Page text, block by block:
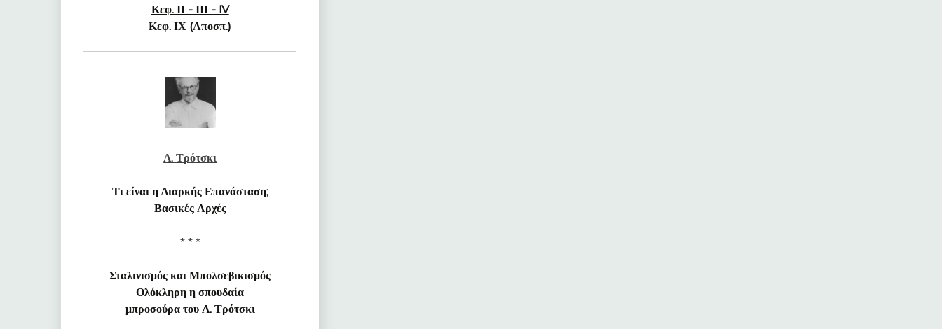
Κεφ. ΙΙ - ΙΙΙ - IV
Κεφ. ΙΧ (Αποσπ.)
Λ. Τρότσκι
Τι είναι η Διαρκής Επανάσταση;
Βασικές Αρχές
* * *
Σταλινισμός και Μπολσεβικισμός
Ολόκληρη η σπουδαία
μπροσούρα του Λ. Τρότσκι